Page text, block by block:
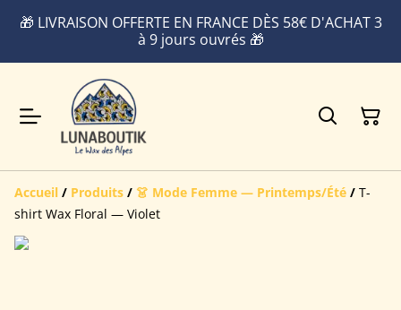
🎁 LIVRAISON OFFERTE EN FRANCE DÈS 58€ D'ACHAT 3
à 9 jours ouvrés 🎁
Accueil / Produits / 👗 Mode Femme — Printemps/Été / T-
shirt Wax Floral — Violet